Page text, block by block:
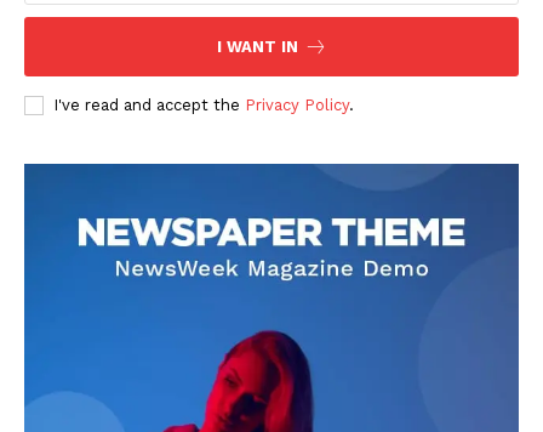
DOWNLOAD NOW
AIN NEWS 1
Contact Us
I WANT IN
I've read and accept the Privacy Policy.